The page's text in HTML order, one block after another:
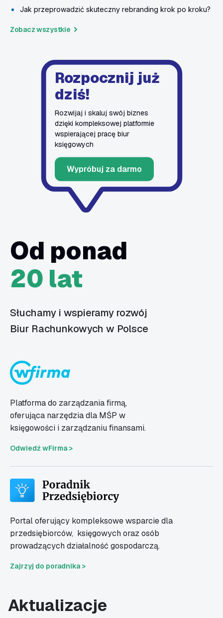
Jak przeprowadzić skuteczny rebranding krok po kroku?
Zobacz wszystkie
Rozpocznij już
dziś!
Rozwijaj i skaluj swój biznes
dzięki kompleksowej platformie
wspierającej pracę biur
księgowych
Wypróbuj za darmo
Od ponad
20 lat
Słuchamy i wspieramy rozwój
Biur Rachunkowych w Polsce
Platforma do zarządzania firmą,
oferująca narzędzia dla MŚP w
księgowości i zarządzaniu finansami.
Odwiedź wFirma >
Portal oferujący kompleksowe wsparcie dla
przedsiębiorców, księgowych oraz osób
prowadzących działalność gospodarczą.
Zajrzyj do poradnika >
Aktualizacje